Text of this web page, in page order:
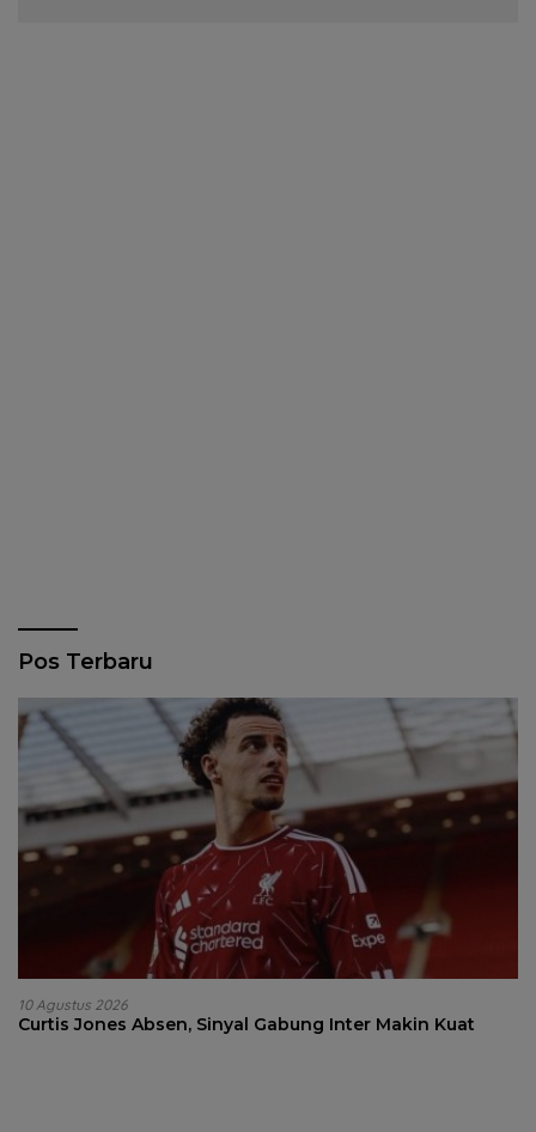
Pos Terbaru
10 Agustus 2026
Curtis Jones Absen, Sinyal Gabung Inter Makin Kuat